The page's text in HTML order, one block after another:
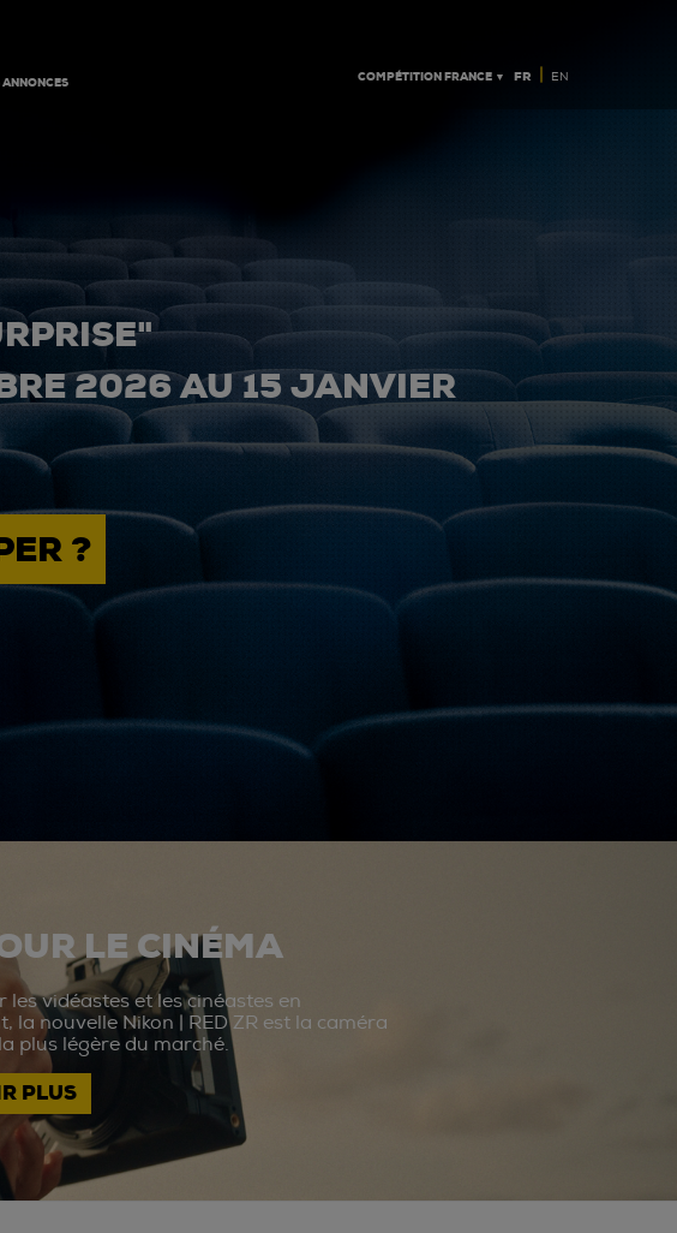
COMPÉTITION FRANCE ▼ FR | EN
2026 AU 15 JANVIER
?
LE CINÉMA
les vidéastes et les cinéastes en
la nouvelle Nikon | RED ZR est la caméra
plus légère du marché.
PLUS